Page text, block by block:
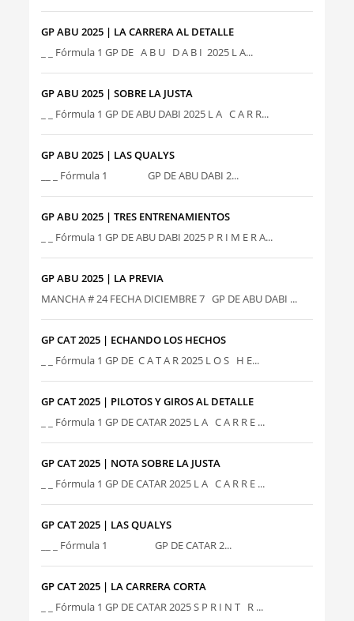
GP ABU 2025 | LA CARRERA AL DETALLE
_ _ Fórmula 1 GP DE A B U D A B I 2025 L A...
GP ABU 2025 | SOBRE LA JUSTA
_ _ Fórmula 1 GP DE ABU DABI 2025 L A C A R R...
GP ABU 2025 | LAS QUALYS
__ _ Fórmula 1 GP DE ABU DABI 2...
GP ABU 2025 | TRES ENTRENAMIENTOS
_ _ Fórmula 1 GP DE ABU DABI 2025 P R I M E R A...
GP ABU 2025 | LA PREVIA
MANCHA # 24 FECHA DICIEMBRE 7 GP DE ABU DABI ...
GP CAT 2025 | ECHANDO LOS HECHOS
_ _ Fórmula 1 GP DE C A T A R 2025 L O S H E...
GP CAT 2025 | PILOTOS Y GIROS AL DETALLE
_ _ Fórmula 1 GP DE CATAR 2025 L A C A R R E ...
GP CAT 2025 | NOTA SOBRE LA JUSTA
_ _ Fórmula 1 GP DE CATAR 2025 L A C A R R E ...
GP CAT 2025 | LAS QUALYS
__ _ Fórmula 1 GP DE CATAR 2...
GP CAT 2025 | LA CARRERA CORTA
_ _ Fórmula 1 GP DE CATAR 2025 S P R I N T R ...